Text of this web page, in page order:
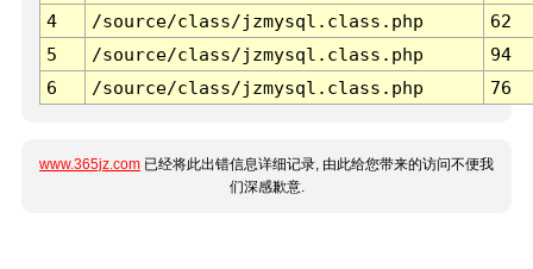
4
/source/class/jzmysql.class.php
62
5
/source/class/jzmysql.class.php
94
6
/source/class/jzmysql.class.php 76
www.365jz.com 已经将此出错信息详细记录, 由此给您带来的访问不便我
们深感歉意.